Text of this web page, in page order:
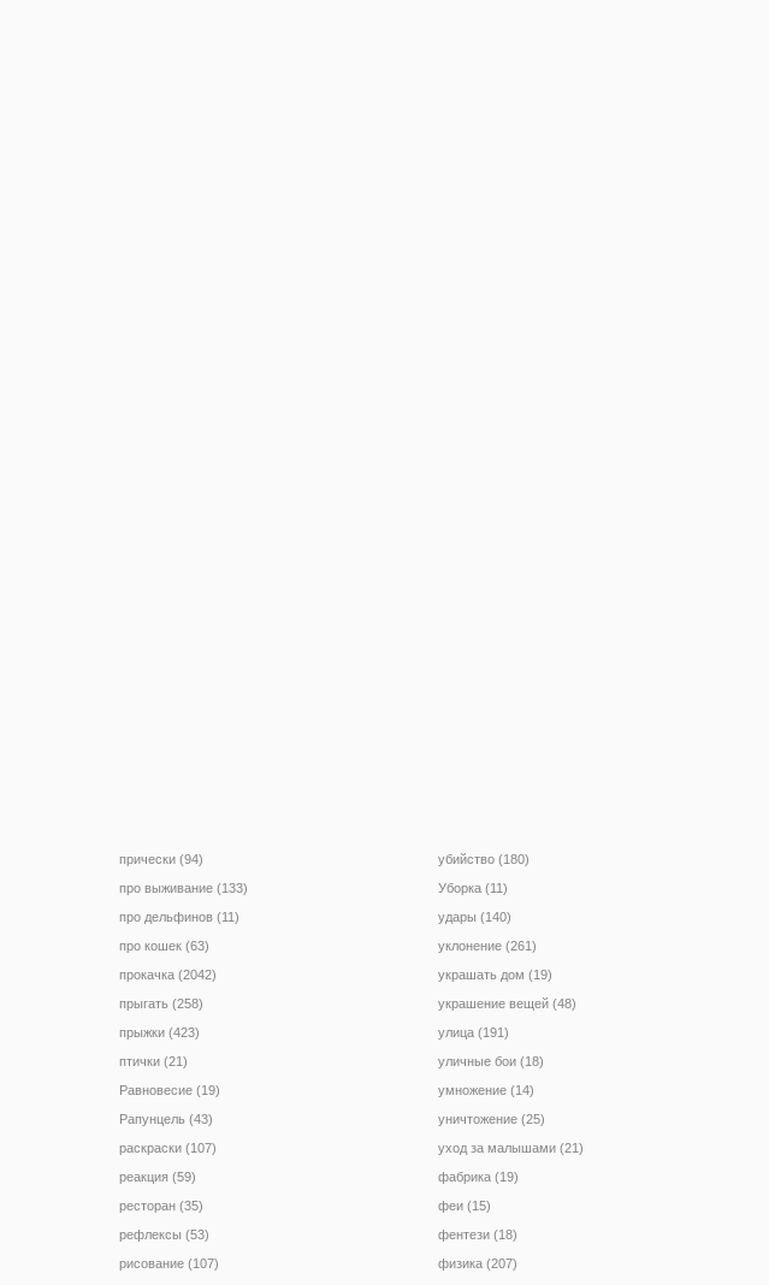
прически (94)
про выживание (133)
про дельфинов (11)
про кошек (63)
прокачка (2042)
прыгать (258)
прыжки (423)
птички (21)
Равновесие (19)
Рапунцель (43)
раскраски (107)
реакция (59)
ресторан (35)
рефлексы (53)
рисование (107)
убийство (180)
Уборка (11)
удары (140)
уклонение (261)
украшать дом (19)
украшение вещей (48)
улица (191)
уличные бои (18)
умножение (14)
уничтожение (25)
уход за малышами (21)
фабрика (19)
феи (15)
фентези (18)
физика (207)